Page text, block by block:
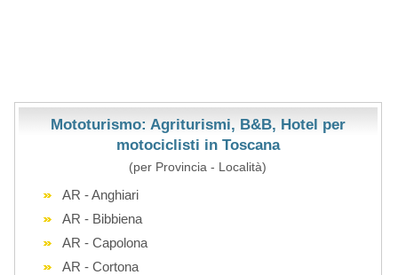
Mototurismo: Agriturismi, B&B, Hotel per
motociclisti in Toscana
(per Provincia - Località)
AR - Anghiari
AR - Bibbiena
AR - Capolona
AR - Cortona